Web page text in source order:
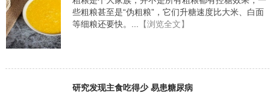
些粗粮甚至是“伪粗粮”，它们升糖速度比大米、白面
等细粮还要快。...
【浏览全文】
研究发现主食吃得少 易患糖尿病